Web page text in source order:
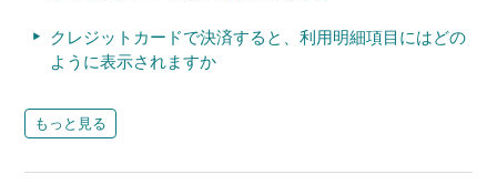
クレジットカードで決済すると、利用明細項目にはどの
ように表示されますか
もっと見る